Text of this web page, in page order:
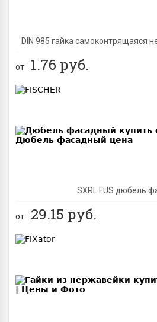
DIN 985 гайка самоконтрящаяся
от 1.76 руб.
SXRL FUS дюбель
от 29.15 руб.